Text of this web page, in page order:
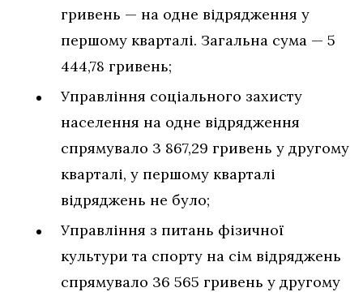
гривень — на одне відрядження у
першому кварталі. Загальна сума — 5
444,78 гривень;
Управління соціального захисту
населення на одне відрядження
спрямувало 3 867,29 гривень у другому
кварталі, у першому кварталі
відряджень не було;
Управління з питань фізичної
культури та спорту на сім відряджень
спрямувало 36 565 гривень у другому